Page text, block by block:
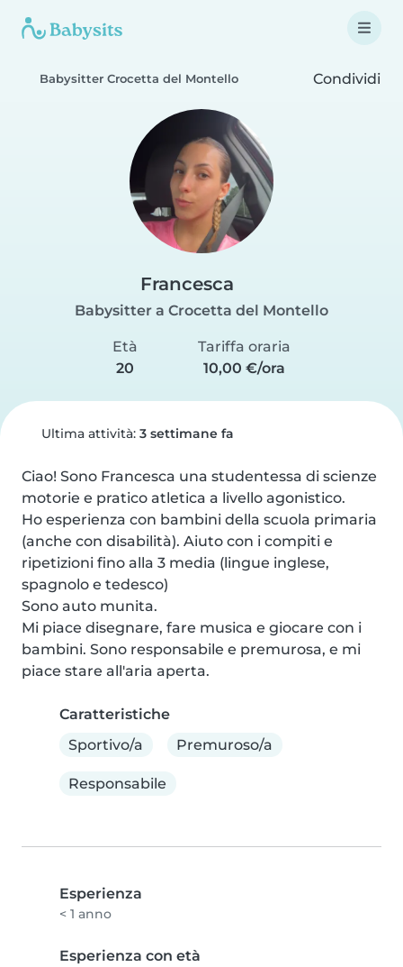
Babysitter Crocetta del Montello Condividi
Francesca
Babysitter a Crocetta del Montello
Età
20
Tariffa oraria
10,00 €/ora
Ultima attività: 3 settimane fa
Ciao! Sono Francesca una studentessa di scienze
motorie e pratico atletica a livello agonistico.
Ho esperienza con bambini della scuola primaria
(anche con disabilità). Aiuto con i compiti e
ripetizioni fino alla 3 media (lingue inglese,
spagnolo e tedesco)
Sono auto munita.
Mi piace disegnare, fare musica e giocare con i
bambini. Sono responsabile e premurosa, e mi
piace stare all'aria aperta.
Caratteristiche
Sportivo/a
Premuroso/a
Responsabile
Esperienza
< 1 anno
Esperienza con età